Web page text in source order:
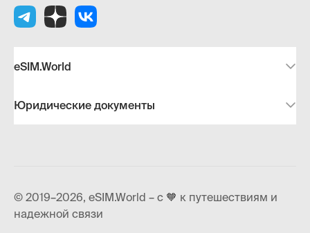
eSIM.World
Юридические документы
© 2019–2026, eSIM.World – с 🧡 к путешествиям и
надежной связи